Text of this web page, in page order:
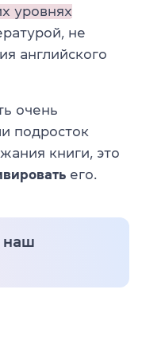
уровнях
не
английского
очень
подросток
книги, это
его.
наш